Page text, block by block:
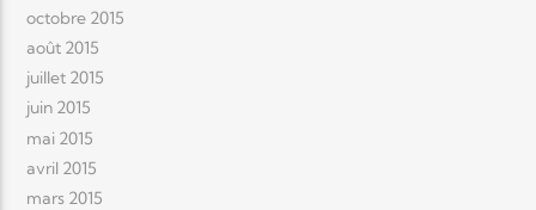
octobre 2015
août 2015
juillet 2015
juin 2015
mai 2015
avril 2015
mars 2015